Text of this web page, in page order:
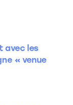
avec les
« venue